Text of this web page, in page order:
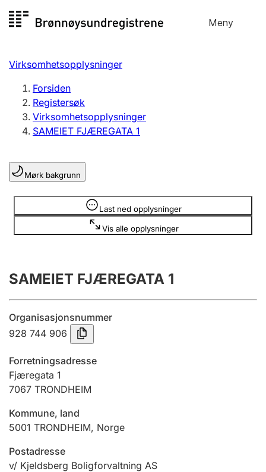
til
Meny
Registersøk
Aksjeselskap
Enkeltpersonforetak
Registrere, endre, slette
Lag og forening
Registrere, endre, slette
Innsending og forsinkelsesgebyr
Jeger
Ektepaktveileder
Virksomhetsopplysninger
Forsiden
Registersøk
Virksomhetsopplysninger
SAMEIET FJÆREGATA 1
Mørk bakgrunn
Last ned opplysninger
Vis alle opplysninger
Opplysninger er skjult
SAMEIET FJÆREGATA 1
Organisasjonsnummer
928 744 906
Forretningsadresse
Fjæregata 1
7067 TRONDHEIM
Kommune, land
5001 TRONDHEIM, Norge
Postadresse
v/ Kjeldsberg Boligforvaltning AS